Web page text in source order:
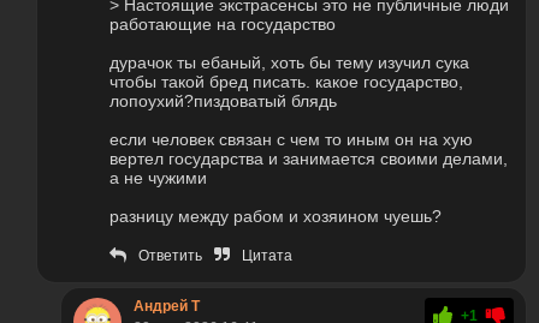
> Настоящие экстрасенсы это не публичные люди
работающие на государство
дурачок ты ебаный, хоть бы тему изучил сука
чтобы такой бред писать. какое государство,
лопоухий?пиздоватый блядь
если человек связан с чем то иным он на хую
вертел государства и занимается своими делами,
а не чужими
разницу между рабом и хозяином чуешь?
Ответить Цитата
Андрей Т
+1